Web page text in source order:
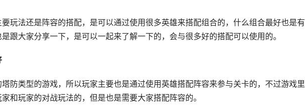
法还是阵容的搭配，是可以通过使用很多英雄来搭配组合的，什么组合最好也是有
跟大家分享一下，是可以一起来了解一下的，会与很多好的搭配可以使用的。
类型的游戏，所以玩家主要也是通过使用英雄搭配阵容来参与关卡的，不过游戏里
和玩家的对战玩法的，但是也是需要大家搭配阵容的。